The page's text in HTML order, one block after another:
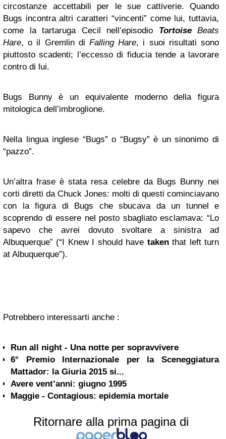
circostanze accettabili per le sue cattiverie. Quando
Bugs incontra altri caratteri “vincenti” come lui, tuttavia,
come la tartaruga Cecil nell’episodio TortoiseBeats
Hare, o il Gremlin di Falling Hare, i suoi risultati sono
piuttosto scadenti; l’eccesso di fiducia tende a lavorare
contro di lui.
Bugs Bunny è un equivalente moderno della figura
mitologica dell’imbroglione.
Nella lingua inglese “Bugs” o “Bugsy” è un sinonimo di
“pazzo”.
Un’altra frase è stata resa celebre da Bugs Bunny nei
corti diretti da Chuck Jones: molti di questi cominciavano
con la figura di Bugs che sbucava da un tunnel e
scoprendo di essere nel posto sbagliato esclamava: “Lo
sapevo che avrei dovuto svoltare a sinistra ad
Albuquerque” (“I Knew I should have takenthat left turn
at Albuquerque”).
Potrebbero interessarti anche :
Run all night - Una notte per sopravvivere
6° Premio Internazionale per la Sceneggiatura
Mattador: la Giuria 2015 si...
Avere vent’anni: giugno 1995
Maggie - Contagious: epidemia mortale
Ritornare alla prima pagina di